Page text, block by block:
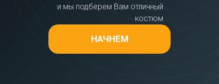
и мы подберем Вам отличный
костюм
НАЧНЕМ